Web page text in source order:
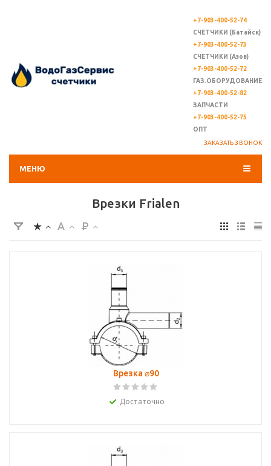
+7-903-400-52-74
СЧЕТЧИКИ (Батайск)
+7-903-400-52-73
СЧЕТЧИКИ (Азов)
+7-903-400-52-72
ГАЗ.ОБОРУДОВАНИЕ
+7-903-400-52-82
ЗАПЧАСТИ
+7-903-400-52-75
ОПТ
ЗАКАЗАТЬ ЗВОНОК
МЕНЮ
Врезки Frialen
Врезка ⌀90
Достаточно